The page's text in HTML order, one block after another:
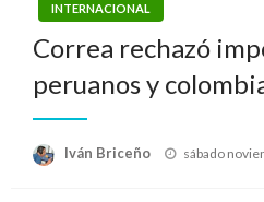
INTERNACIONAL
Correa rechazó
peruanos y
Iván Briceño
Publicado
sábado